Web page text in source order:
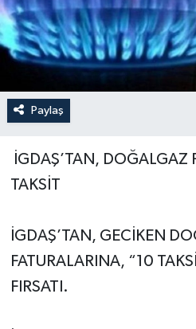
Paylaş
İGDAŞ’TAN, DOĞALGAZ
TAKSİT
İGDAŞ’TAN, GECİKEN
FATURALARINA, “10
FIRSATI.